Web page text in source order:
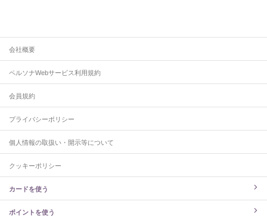
会社概要
ペルソナWebサービス利用規約
会員規約
プライバシーポリシー
個人情報の取扱い・開示等について
クッキーポリシー
カードを使う
ポイントを使う